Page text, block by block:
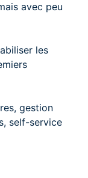
avec peu
les
gestion
self-service